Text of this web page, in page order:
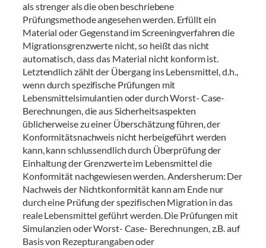
als strenger als die oben beschriebene
Prüfungsmethode angesehen werden. Erfüllt ein
Material oder Gegenstand im Screeningverfahren die
Migrationsgrenzwerte nicht, so heißt das nicht
automatisch, dass das Material nicht konform ist.
Letztendlich zählt der Übergang ins Lebensmittel, d.h.,
wenn durch spezifische Prüfungen mit
Lebensmittelsimulantien oder durch Worst- Case-
Berechnungen, die aus Sicherheitsaspekten
üblicherweise zu einer Überschätzung führen, der
Konformitätsnachweis nicht herbeigeführt werden
kann, kann schlussendlich durch Überprüfung der
Einhaltung der Grenzwerte im Lebensmittel die
Konformität nachgewiesen werden. Andersherum: Der
Nachweis der Nichtkonformität kann am Ende nur
durch eine Prüfung der spezifischen Migration in das
reale Lebensmittel geführt werden. Die Prüfungen mit
Simulanzien oder Worst- Case- Berechnungen, z.B. auf
Basis von Rezepturangaben oder